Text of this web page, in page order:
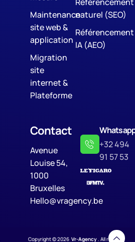
Maintenance
site web &
application
Migration
site
internet &
Plateforme
naturel (SEO)
Référencement
IA (AEO)
Contact
Avenue
Louise 54,
1000
Bruxelles
Hello@vragency.be
+32 494
91 57 53
Copyright © 2026 Vr-Agency. All rights